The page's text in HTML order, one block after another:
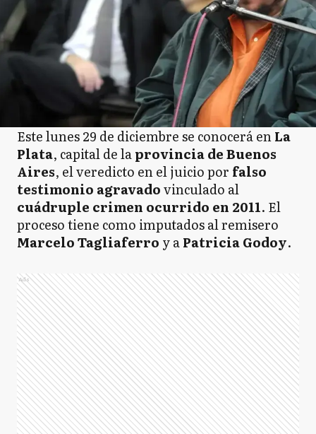
Este lunes 29 de diciembre se conocerá enLa
Plata, capital de laprovincia de Buenos
Aires, el veredicto en el juicio por falso
testimonio agravadovinculado al
cuádruple crimen ocurrido en 2011. El
proceso tiene como imputados al remisero
Marcelo Tagliaferro y aPatricia Godoy.
Ads